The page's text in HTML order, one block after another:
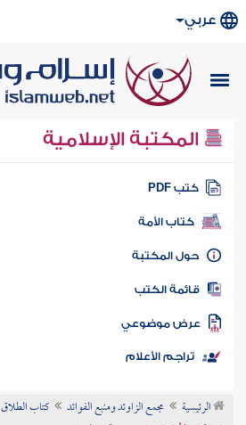
عربي
المكتبة الإسلامية
كتب PDF
كتاب الأمة
المكتبة
الكتب
موضوعي
تراجم الأعلام
الرئيسية مجمع الزاوئد ومنبع الفوائد
كتاب الطلاق